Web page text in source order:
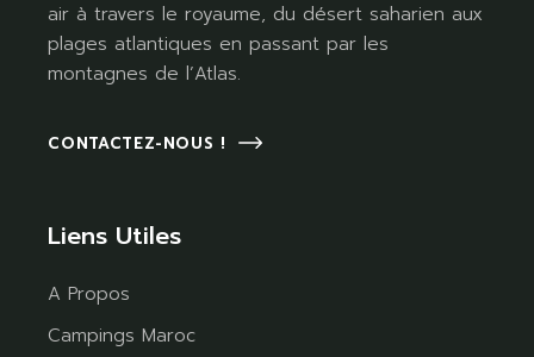
air à travers le royaume, du désert saharien aux
plages atlantiques en passant par les
montagnes de l’Atlas.
CONTACTEZ-NOUS !
Liens Utiles
A Propos
Campings Maroc